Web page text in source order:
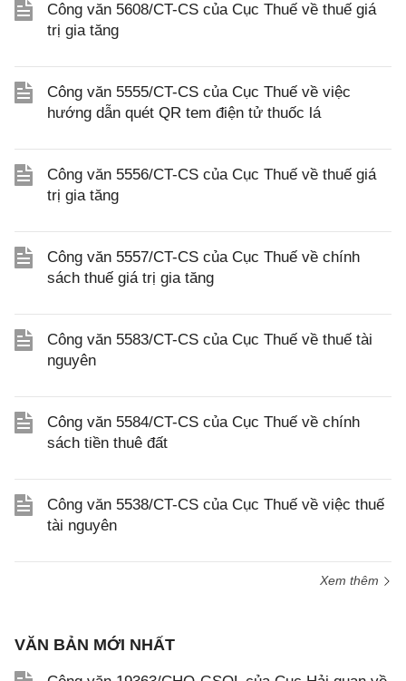
Công văn 5608/CT-CS của Cục Thuế về thuế giá
trị gia tăng
Công văn 5555/CT-CS của Cục Thuế về việc
hướng dẫn quét QR tem điện tử thuốc lá
Công văn 5556/CT-CS của Cục Thuế về thuế giá
trị gia tăng
Công văn 5557/CT-CS của Cục Thuế về chính
sách thuế giá trị gia tăng
Công văn 5583/CT-CS của Cục Thuế về thuế tài
nguyên
Công văn 5584/CT-CS của Cục Thuế về chính
sách tiền thuê đất
Công văn 5538/CT-CS của Cục Thuế về việc thuế
tài nguyên
Xem thêm
VĂN BẢN MỚI NHẤT